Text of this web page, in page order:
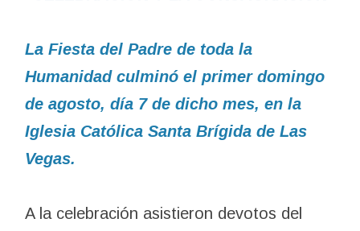
La Fiesta del Padre de toda la
Humanidad culminó el primer domingo
de agosto, día 7 de dicho mes, en la
Iglesia Católica Santa Brígida de Las
Vegas.
A la celebración asistieron devotos del